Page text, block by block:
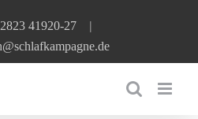
41920-27
|